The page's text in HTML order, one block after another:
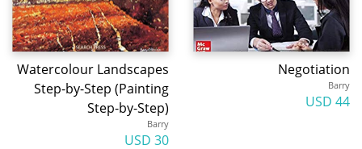
Negotiation
Barry
44 USD
Watercolour Landscapes
Step-by-Step (Painting
Step-by-Step)
Barry
30 USD